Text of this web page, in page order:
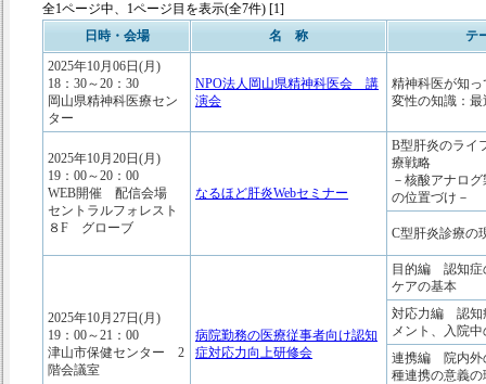
全1ページ中、1ページ目を表示(全7件) [1]
日時・会場
名 称
テ
2025年10月06日(月)
18：30～20：30
岡山県精神科医療セン
ター
NPO法人岡山県精神科医会 講
演会
精神科医が知
変性の知識：最
2025年10月20日(月)
19：00～20：00
WEB開催 配信会場
セントラルフォレスト
８F グローブ
なるほど肝炎Webセミナー
B型肝炎のライ
療戦略
－核酸アナロ
の位置づけ－
C型肝炎診療の
2025年10月27日(月)
19：00～21：00
津山市保健センター 2
階会議室
病院勤務の医療従事者向け認知
症対応力向上研修会
目的編 認知症
ケアの基本
対応力編 認知
メント、入院
連携編 院内外
種連携の意義の